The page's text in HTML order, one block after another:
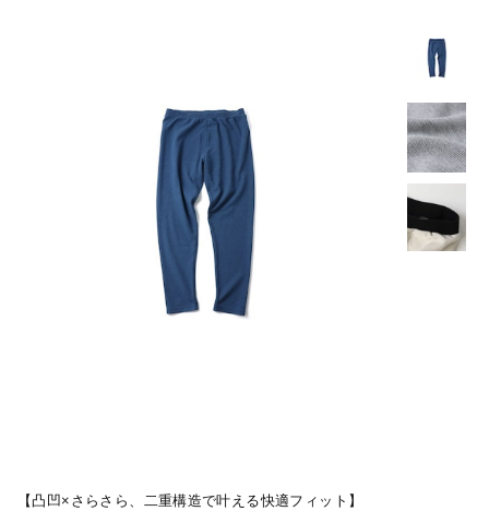
【凸凹×さらさら、二重構造で叶える快適フィット】